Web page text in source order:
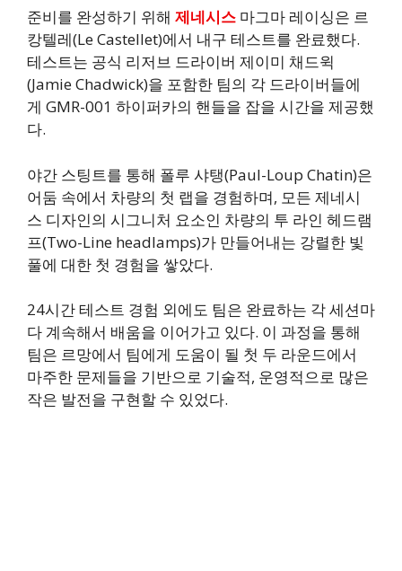
준비를 완성하기 위해 제네시스 마그마 레이싱은 르
캉텔레(Le Castellet)에서 내구 테스트를 완료했다.
테스트는 공식 리저브 드라이버 제이미 채드윅
(Jamie Chadwick)을 포함한 팀의 각 드라이버들에
게 GMR-001 하이퍼카의 핸들을 잡을 시간을 제공했
다.
야간 스팅트를 통해 폴루 샤탱(Paul-Loup Chatin)은
어둠 속에서 차량의 첫 랩을 경험하며, 모든 제네시
스 디자인의 시그니처 요소인 차량의 투 라인 헤드램
프(Two-Line headlamps)가 만들어내는 강렬한 빛
풀에 대한 첫 경험을 쌓았다.
24시간 테스트 경험 외에도 팀은 완료하는 각 세션마
다 계속해서 배움을 이어가고 있다. 이 과정을 통해
팀은 르망에서 팀에게 도움이 될 첫 두 라운드에서
마주한 문제들을 기반으로 기술적, 운영적으로 많은
작은 발전을 구현할 수 있었다.